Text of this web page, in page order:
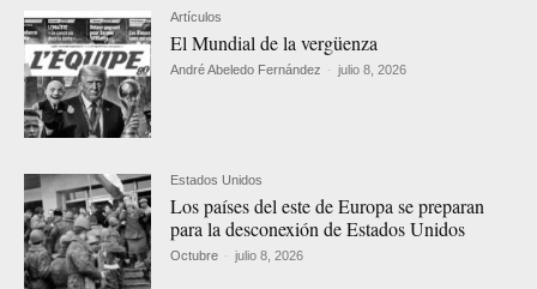
Artículos
El Mundial de la vergüenza
André Abeledo Fernández - julio 8, 2026
Estados Unidos
Los países del este de Europa se preparan
para la desconexión de Estados Unidos
Octubre - julio 8, 2026